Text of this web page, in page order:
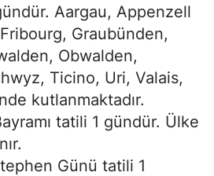
Aargau, Appenzell
Graubünden,
Obwalden,
Ticino, Uri, Valais,
kutlanmaktadır.
tatili 1 gündür. Ülke
Günü tatili 1